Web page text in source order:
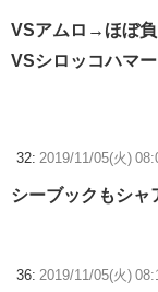
VSアムロ→ほぼ
VSシロッコハマ
32: 2019/11/05(火)
シーブックもシャ
36: 2019/11/05(火)